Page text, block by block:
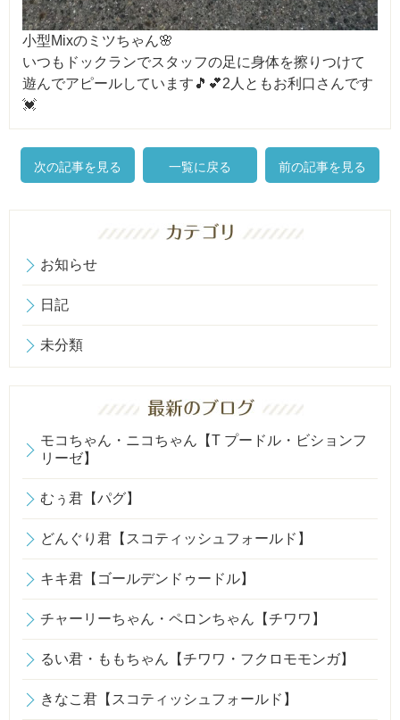
小型Mixのミツちゃん🌸
いつもドックランでスタッフの足に身体を擦りつけて
遊んでアピールしています🎵💕2人ともお利口さんです
💓
次の記事を見る 一覧に戻る 前の記事を見る
お知らせ
日記
未分類
モコちゃん・ニコちゃん【T プードル・ビションフ
リーゼ】
むぅ君【パグ】
どんぐり君【スコティッシュフォールド】
キキ君【ゴールデンドゥードル】
チャーリーちゃん・ペロンちゃん【チワワ】
るい君・ももちゃん【チワワ・フクロモモンガ】
きなこ君【スコティッシュフォールド】